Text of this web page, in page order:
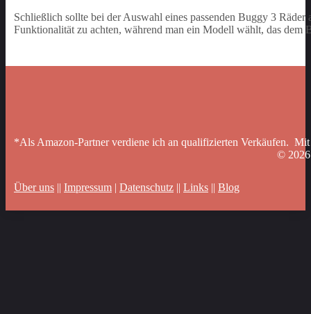
Schließlich sollte bei der Auswahl eines passenden Buggy 3
Funktionalität zu achten, während man ein Modell wählt, das dem
*Als Amazon-Partner verdiene ich an qualifizierten Verkäufen.
©
Über uns || Impressum | Datenschutz || Links || Blog